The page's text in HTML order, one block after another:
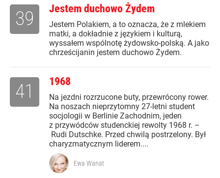
Jestem duchowo Żydem
Jestem Polakiem, a to oznacza, że z mlekiem
matki, a dokładnie z językiem i kulturą,
wyssałem wspólnotę żydowsko-polską. A jako
chrześcijanin jestem duchowo Żydem.
39
1968
Na jezdni rozrzucone buty, przewrócony rower.
Na noszach nieprzytomny 27-letni student
socjologii w Berlinie Zachodnim, jeden
z przywódców studenckiej rewolty 1968 r. –
Rudi Dutschke. Przed chwilą postrzelony. Był
charyzmatycznym liderem....
41
Ewa Wanat